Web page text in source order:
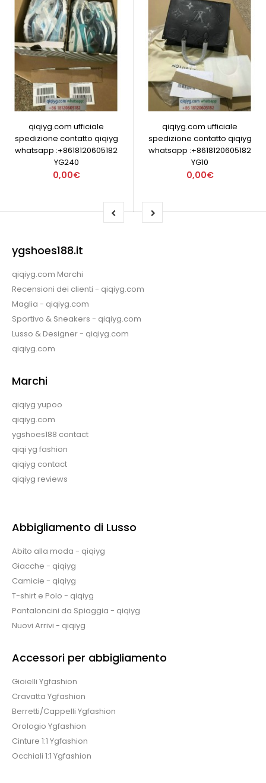
qiqiyg.com ufficiale
spedizione contatto qiqiyg
whatsapp :+8618120605182
YG240
0,00€
qiqiyg.com ufficiale
spedizione contatto qiqiyg
whatsapp :+8618120605182
YG10
0,00€
ygshoes188.it
qiqiyg.com Marchi
Recensioni dei clienti - qiqiyg.com
Maglia - qiqiyg.com
Sportivo & Sneakers - qiqiyg.com
Lusso & Designer - qiqiyg.com
qiqiyg.com
Marchi
qiqiyg yupoo
qiqiyg.com
ygshoes188 contact
qiqi yg fashion
qiqiyg contact
qiqiyg reviews
Abbigliamento di Lusso
Abito alla moda - qiqiyg
Giacche - qiqiyg
Camicie - qiqiyg
T-shirt e Polo - qiqiyg
Pantaloncini da Spiaggia - qiqiyg
Nuovi Arrivi - qiqiyg
Accessori per abbigliamento
Gioielli Ygfashion
Cravatta Ygfashion
Berretti/Cappelli Ygfashion
Orologio Ygfashion
Cinture 1:1 Ygfashion
Occhiali 1:1 Ygfashion